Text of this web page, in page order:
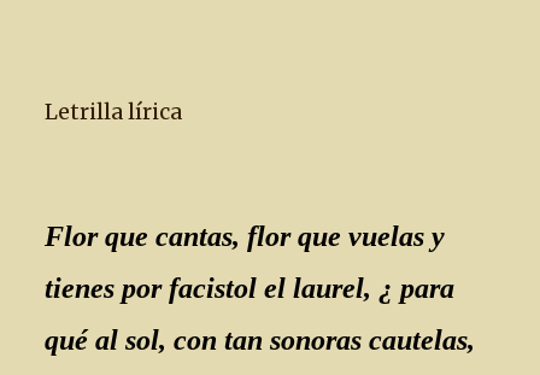
Letrilla lírica
Flor que cantas, flor que vuelas y
tienes por facistol el laurel, ¿ para
qué al sol, con tan sonoras cautelas,